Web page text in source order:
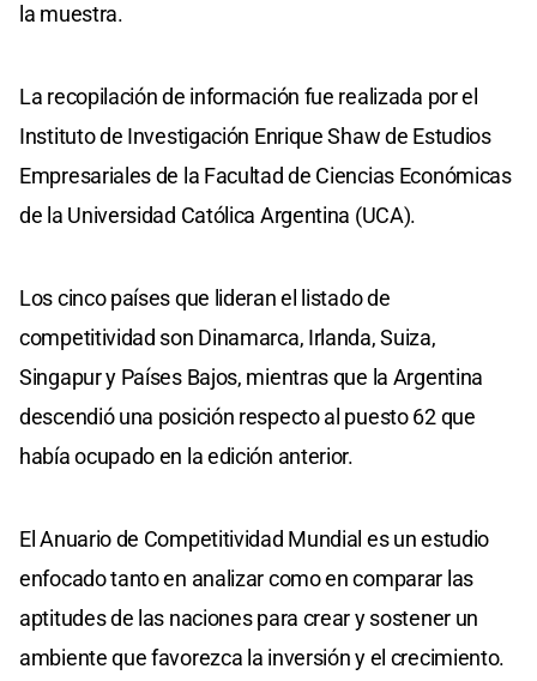
la muestra.
La recopilación de información fue realizada por el
Instituto de Investigación Enrique Shaw de Estudios
Empresariales de la Facultad de Ciencias Económicas
de la Universidad Católica Argentina (UCA).
Los cinco países que lideran el listado de
competitividad son Dinamarca, Irlanda, Suiza,
Singapur y Países Bajos, mientras que la Argentina
descendió una posición respecto al puesto 62 que
había ocupado en la edición anterior.
El Anuario de Competitividad Mundial es un estudio
enfocado tanto en analizar como en comparar las
aptitudes de las naciones para crear y sostener un
ambiente que favorezca la inversión y el crecimiento.